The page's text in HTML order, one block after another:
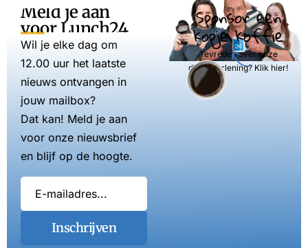
Meld je aan
voor Lunch24
Wil je elke dag om
12.00 uur het laatste
nieuws ontvangen in
jouw mailbox?
Dat kan! Meld je aan
voor onze nieuwsbrief
en blijf op de hoogte.
Inschrijven
Sponsor een
kopje koffie
Tevreden over onze
dienstverlening? Klik hier!